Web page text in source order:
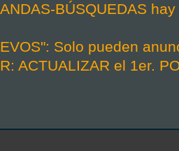
BÚSQUEDAS
Solo pueden
ACTUALIZAR el 1er.